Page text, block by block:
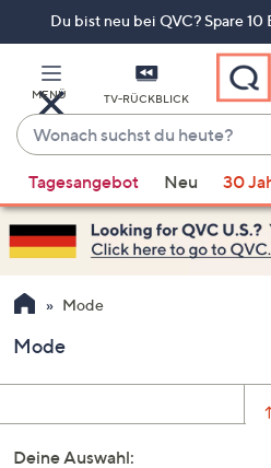
Du bist neu bei QVC? Spare
MENÜ TV-RÜCKBLICK
Wonach
suchst
du
heute?
Vorschläge
verfügbar
sind,
verwenden
Sie
Pfeiltasten
nach
und
nach
Tagesangebot Neu 30
Mode
Mode
Deine Auswahl: